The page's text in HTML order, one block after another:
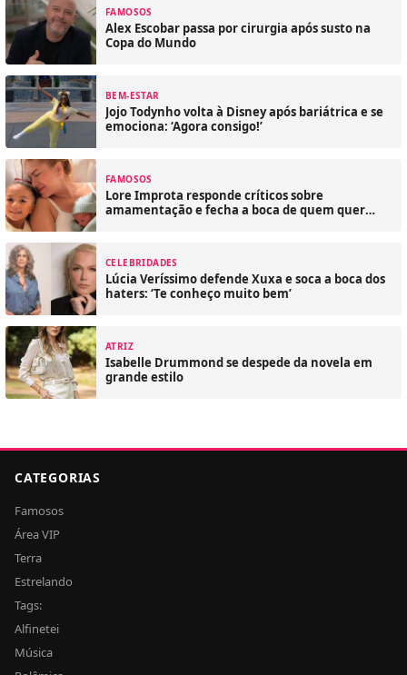
FAMOSOS
Alex Escobar passa por cirurgia após susto na
Copa do Mundo
BEM-ESTAR
Jojo Todynho volta à Disney após bariátrica e se
emociona: ‘Agora consigo!’
FAMOSOS
Lore Improta responde críticos sobre
amamentação e fecha a boca de quem quer
CELEBRIDADES
Lúcia Veríssimo defende Xuxa e soca a boca dos
haters: ‘Te conheço muito bem’
ATRIZ
Isabelle Drummond se despede da novela em
grande estilo
CATEGORIAS
Famosos
Área VIP
Terra
Estrelando
Tags:
Alfinetei
Música